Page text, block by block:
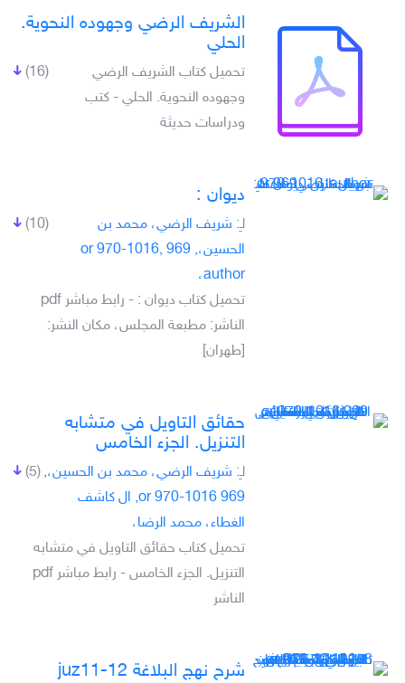
الشريف الرضي وجهوده النحوية.
الحلي
(16)
تحميل كتاب الشريف الرضي
وجهوده النحوية. الحلي - كتب
ودراسات حديثة
ديوان :
(10) لـِ: شريف الرضي، محمد بن
الحسين،, 969 or 970-1016,
author،
تحميل كتاب ديوان : - رابط مباشر pdf
الناشر: مطبعة المجلس، مكان النشر:
[طهران]
حقائق التاويل في متشابه
التنزيل. الجزء الخامس
(5) لـِ: شريف الرضي، محمد بن الحسين،,
969 or 970-1016, ال كاشف
الغطاء، محمد الرضا،
تحميل كتاب حقائق التاويل في متشابه
التنزيل. الجزء الخامس - رابط مباشر pdf
الناشر
شرح نهج البلاغة juz11-12